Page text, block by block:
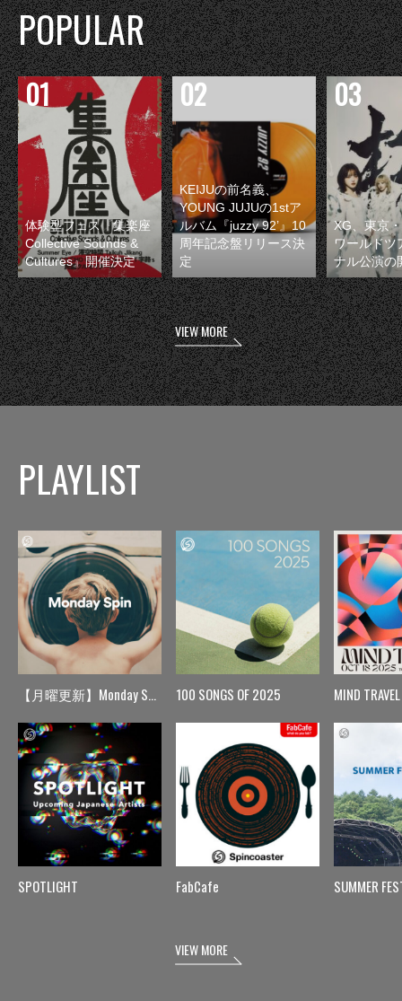
POPULAR
体験型フェス『集楽座
Collective Sounds &
Cultures』開催決定
KEIJUの前名義、
YOUNG JUJUの1stア
ルバム『juzzy 92’』10
周年記念盤リリース決
定
XG、東京
ワールドツ
ナル公演の
VIEW MORE
PLAYLIST
【月曜更新】Monday Spin
SPOTLIGHT
100 SONGS OF 2025
FabCafe
MIND TRAVEL
SUMMER
VIEW MORE